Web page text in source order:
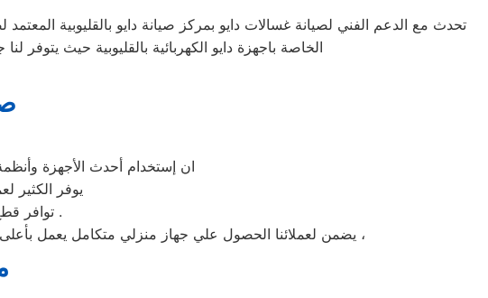
تحدث مع الدعم الفني لصيانة غسالات دايو بمركز صيانة دايو بالقليوبية المعتمد
الخاصة باجهزة دايو الكهربائية بالقليوبية حيث يتوفر
ان إستخدام أحدث الأجهزة وأنظمة
يوفر الكثير
» توافر قطع غيار دايو الاصلية في مركز صيانة دايو بالقليوبية .
يضمن لعملائنا الحصول علي جهاز منزلي متكامل يعمل بأعلى مستوى من الكفاءة التي ينتظرها عملائنا ولتعزيز الثقة في مركز صيانة دايو القليوبية المعتمد بالقليوبية ،